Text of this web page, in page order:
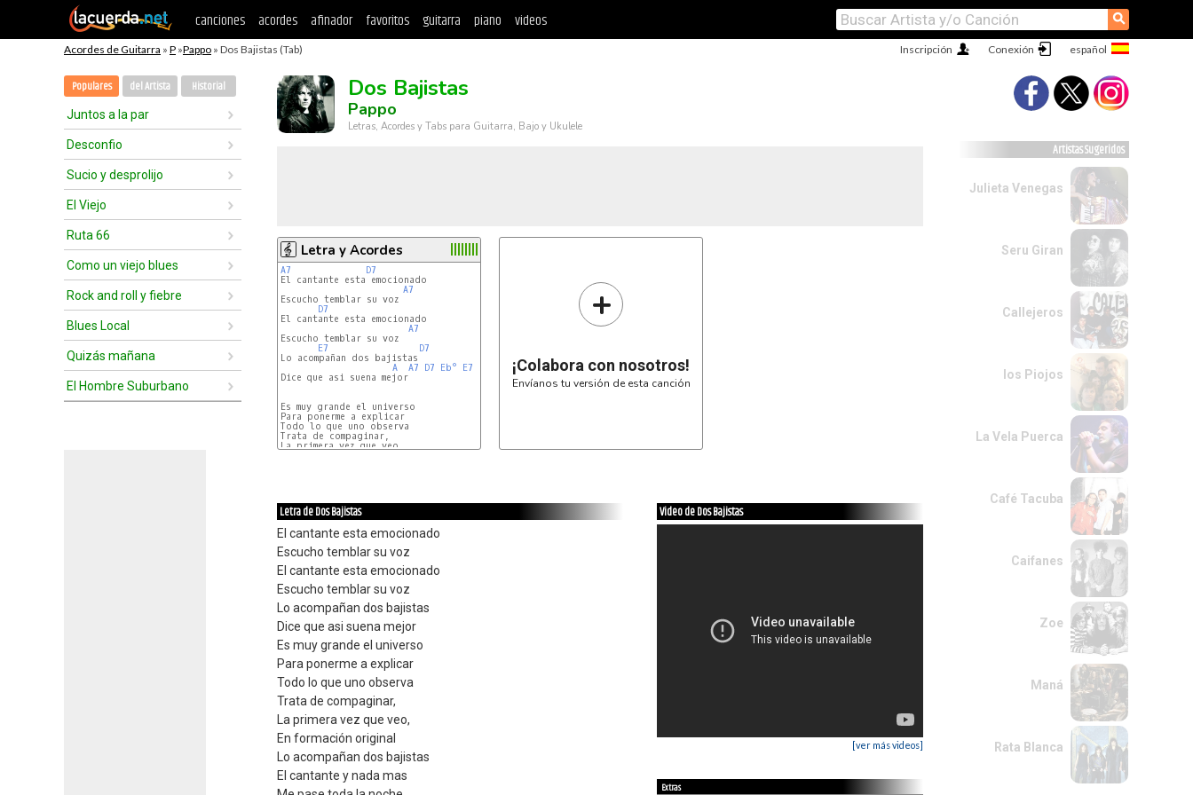
canciones acordes afinador favoritos guitarra piano videos ⚲
Acordes de Guitarra » P »Pappo » Dos Bajistas (Tab) Conexión
Inscripción
Populares del Artista Historial
Juntos a la par
Desconfio
Sucio y desprolijo
El Viejo
Ruta 66
Como un viejo blues
Rock and roll y fiebre
Blues Local
Quizás mañana
El Hombre Suburbano
Dos Bajistas
Pappo
Letras, Acordes y Tabs para Guitarra, Bajo y Ukulele
Letra y Acordes
A7
D7
El cantante esta emocionado
A7
Escucho temblar su voz
D7
El cantante esta emocionado
A7
Escucho temblar su voz
E7
D7
Lo acompañan dos bajistas
A
A7 D7 Eb°
E7
Dice que asi suena mejor
Es muy grande el universo
Para ponerme a explicar
Todo lo que uno observa
Trata de compaginar,
La primera vez que veo,
+
¡Colabora con nosotros!
Envíanos tu versión de esta canción
Letra de Dos Bajistas
El cantante esta emocionado
Escucho temblar su voz
El cantante esta emocionado
Escucho temblar su voz
Lo acompañan dos bajistas
Dice que asi suena mejor
Es muy grande el universo
Para ponerme a explicar
Todo lo que uno observa
Trata de compaginar,
La primera vez que veo,
En formación original
Lo acompañan dos bajistas
El cantante y nada mas
Video de Dos Bajistas
[ver más videos]
Extras
Artistas Sugeridos
Julieta Venegas
Seru Giran
Callejeros
los Piojos
La Vela Puerca
Café Tacuba
Caifanes
Zoe
Maná
Rata Blanca